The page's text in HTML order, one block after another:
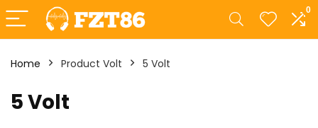
0
Home Product Volt ‎5 Volt
‎5 Volt